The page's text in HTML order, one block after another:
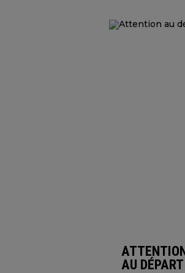
AU